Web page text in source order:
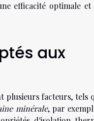
efficacité optimale
aux
plusieurs facteurs, tels
minérale, par